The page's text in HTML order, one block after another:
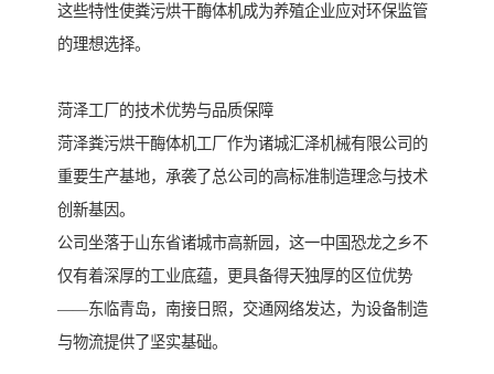
这些特性使粪污烘干酶体机成为养殖企业应对环保监管
的理想选择。
菏泽工厂的技术优势与品质保障
菏泽粪污烘干酶体机工厂作为诸城汇泽机械有限公司的
重要生产基地，承袭了总公司的高标准制造理念与技术
创新基因。
公司坐落于山东省诸城市高新园，这一中国恐龙之乡不
仅有着深厚的工业底蕴，更具备得天独厚的区位优势
——东临青岛，南接日照，交通网络发达，为设备制造
与物流提供了坚实基础。